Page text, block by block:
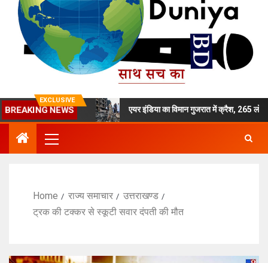
EXCLUSIVE
BREAKING NEWS
बेटी का मर्डर एयर इंडिया का विमान गुजरात में क्रैश, 265 लोगों की
Home राज्य समाचार
उत्तराखण्ड
ट्रक की टक्कर से स्कूटी सवार दंपती की मौत